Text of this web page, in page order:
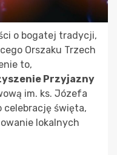
o bogatej tradycji,
Orszaku Trzech
to,
Przyjazny
im. ks. Józefa
celebrację święta,
lokalnych